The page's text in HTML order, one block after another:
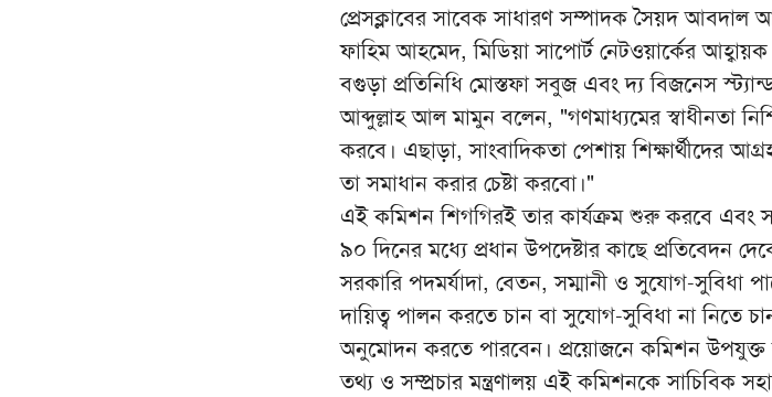
প্রেসক্লাবের সাবেক সাধারণ সম্পাদক সৈয়দ আবদাল
ফাহিম আহমেদ, মিডিয়া সাপোর্ট নেটওয়ার্কের
বগুড়া প্রতিনিধি মোস্তফা সবুজ এবং দ্য বিজনেস
আব্দুল্লাহ আল মামুন বলেন, "গণমাধ্যমের স্বাধীনতা
করবে। এছাড়া, সাংবাদিকতা পেশায় শিক্ষার্থীদের
তা সমাধান করার চেষ্টা করবো।"
এই কমিশন শিগগিরই তার কার্যক্রম শুরু করবে এবং
৯০ দিনের মধ্যে প্রধান উপদেষ্টার কাছে প্রতিবেদন
সরকারি পদমর্যাদা, বেতন, সম্মানী ও সুযোগ-সুবিধা
দায়িত্ব পালন করতে চান বা সুযোগ-সুবিধা না নিতে
অনুমোদন করতে পারবেন। প্রয়োজনে কমিশন উপযুক্ত
তথ্য ও সম্প্রচার মন্ত্রণালয় এই কমিশনকে সাচিবিক